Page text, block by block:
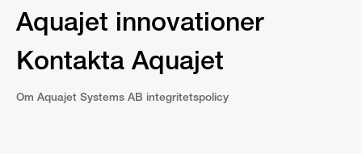
Aquajet innovationer
Kontakta Aquajet
Om Aquajet Systems AB integritetspolicy